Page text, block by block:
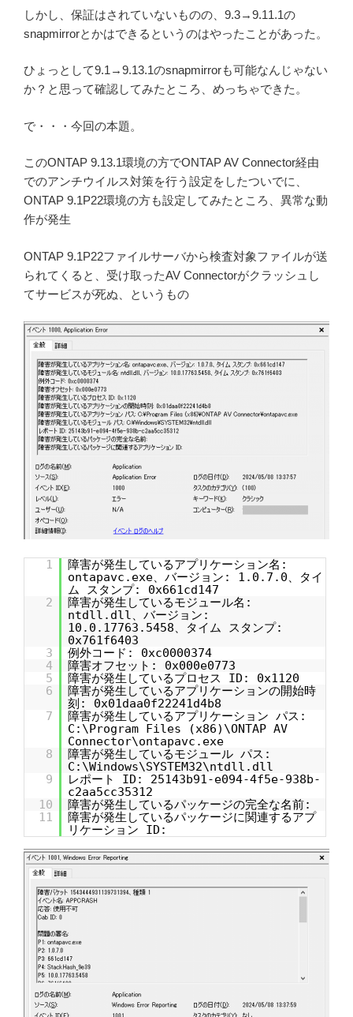
しかし、保証はされていないものの、9.3→9.11.1の
snapmirrorとかはできるというのはやったことがあった。
ひょっとして9.1→9.13.1のsnapmirrorも可能なんじゃない
か？と思って確認してみたところ、めっちゃできた。
で・・・今回の本題。
このONTAP 9.13.1環境の方でONTAP AV Connector経由
でのアンチウイルス対策を行う設定をしたついでに、
ONTAP 9.1P22環境の方も設定してみたところ、異常な動
作が発生
ONTAP 9.1P22ファイルサーバから検査対象ファイルが送
られてくると、受け取ったAV Connectorがクラッシュし
てサービスが死ぬ、というもの
1
障害が発生しているアプリケーション名:
ontapavc.exe、バージョン: 1.0.7.0、タイ
ム スタンプ: 0x661cd147
2
障害が発生しているモジュール名:
ntdll.dll、バージョン:
10.0.17763.5458、タイム スタンプ:
0x761f6403
3
例外コード: 0xc0000374
4
障害オフセット: 0x000e0773
5
障害が発生しているプロセス ID: 0x1120
6
障害が発生しているアプリケーションの開始時
刻: 0x01daa0f22241d4b8
7
障害が発生しているアプリケーション パス:
C:\Program Files (x86)\ONTAP AV
Connector\ontapavc.exe
8
障害が発生しているモジュール パス:
C:\Windows\SYSTEM32\ntdll.dll
9
レポート ID: 25143b91-e094-4f5e-938b-
c2aa5cc35312
10
障害が発生しているパッケージの完全な名前:
11
障害が発生しているパッケージに関連するアプ
リケーション ID: